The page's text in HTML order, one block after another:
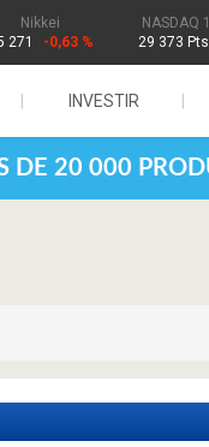
Nikkei
271
-0,63 %
NASDAQ
29 373
INVESTIR
DE 20 000